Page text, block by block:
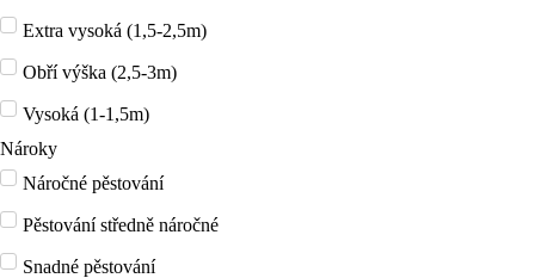
Extra vysoká (1,5-2,5m)
Obří výška (2,5-3m)
Vysoká (1-1,5m)
Nároky
Náročné pěstování
Pěstování středně náročné
Snadné pěstování